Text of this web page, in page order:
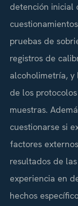
detención inicial
pruebas de
registros de
alcoholimetría,
de los
muestras.
cuestionarse si
factores
resultados de
experiencia en
hechos